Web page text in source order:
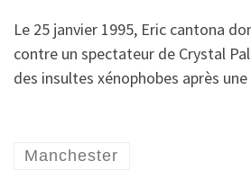
Le 25 janvier 1995, Eric cantona
contre un spectateur de Crystal
des insultes xénophobes après
Manchester